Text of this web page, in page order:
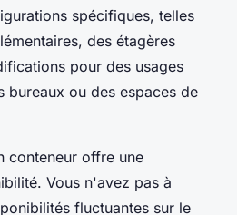
spécifiques, telles
des étagères
pour des usages
bureaux ou des espaces de
conteneur offre une
Vous n'avez pas à
fluctuantes sur le